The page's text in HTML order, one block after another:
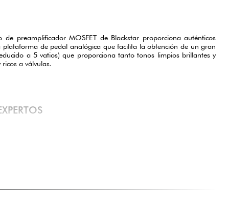
de preamplificador MOSFET de Blackstar proporciona auténticos
plataforma de pedal analógica que facilita la obtención de un gran
a 5 vatios) que proporciona tanto tonos limpios brillantes y
a válvulas.
este amplificador es extremadamente versátil. Tanto el